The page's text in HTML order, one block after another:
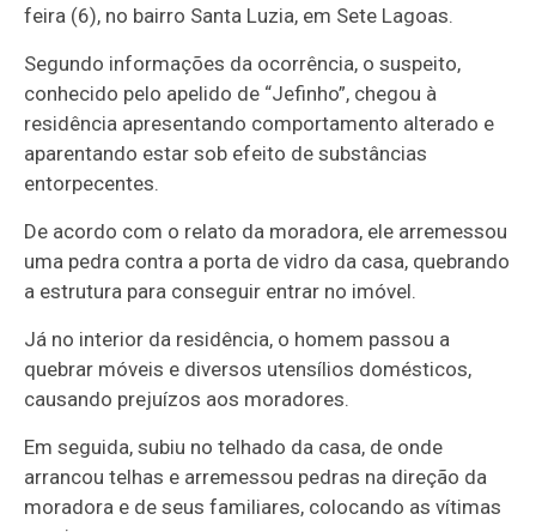
feira (6), no bairro Santa Luzia, em Sete Lagoas.
Segundo informações da ocorrência, o suspeito,
conhecido pelo apelido de “Jefinho”, chegou à
residência apresentando comportamento alterado e
aparentando estar sob efeito de substâncias
entorpecentes.
De acordo com o relato da moradora, ele arremessou
uma pedra contra a porta de vidro da casa, quebrando
a estrutura para conseguir entrar no imóvel.
Já no interior da residência, o homem passou a
quebrar móveis e diversos utensílios domésticos,
causando prejuízos aos moradores.
Em seguida, subiu no telhado da casa, de onde
arrancou telhas e arremessou pedras na direção da
moradora e de seus familiares, colocando as vítimas